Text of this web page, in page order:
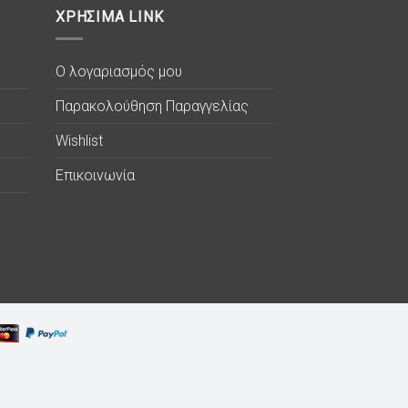
ΧΡΗΣΙΜΑ LINK
Ο λογαριασμός μου
Παρακολούθηση Παραγγελίας
Wishlist
Επικοινωνία